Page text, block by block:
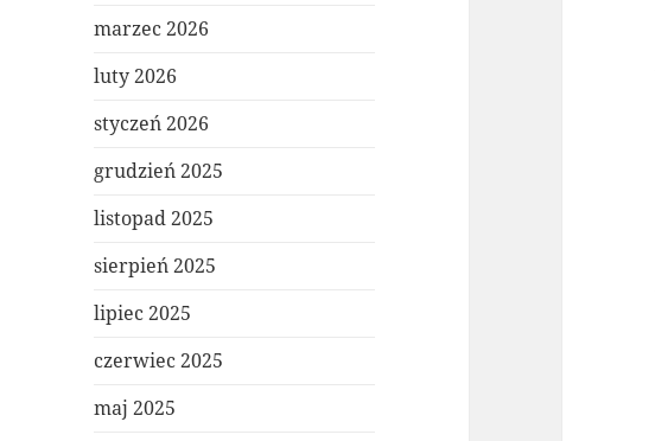
marzec 2026
luty 2026
styczeń 2026
grudzień 2025
listopad 2025
sierpień 2025
lipiec 2025
czerwiec 2025
maj 2025